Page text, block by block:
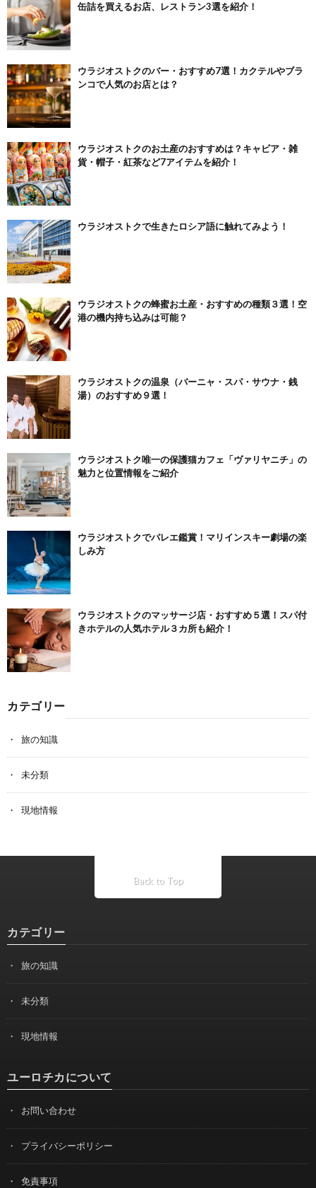
缶詰を買えるお店、レストラン3選を紹介！
ウラジオストクのバー・おすすめ7選！カクテルやブラ
ンコで人気のお店とは？
ウラジオストクのお土産のおすすめは？キャビア・雑
貨・帽子・紅茶など7アイテムを紹介！
ウラジオストクで生きたロシア語に触れてみよう！
ウラジオストクの蜂蜜お土産・おすすめの種類３選！空
港の機内持ち込みは可能？
ウラジオストクの温泉（バーニャ・スパ・サウナ・銭
湯）のおすすめ９選！
ウラジオストク唯一の保護猫カフェ「ヴァリヤニチ」の
魅力と位置情報をご紹介
ウラジオストクでバレエ鑑賞！マリインスキー劇場の楽
しみ方
ウラジオストクのマッサージ店・おすすめ５選！スパ付
きホテルの人気ホテル３カ所も紹介！
カテゴリー
旅の知識
未分類
現地情報
Back to Top
カテゴリー
旅の知識
未分類
現地情報
ユーロチカについて
お問い合わせ
プライバシーポリシー
免責事項